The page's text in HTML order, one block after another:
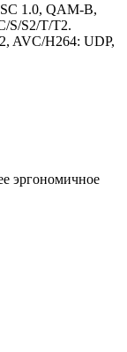
1.0, QAM-B,
S/S2/T/T2.
AVC/H264: UDP,
эргономичное